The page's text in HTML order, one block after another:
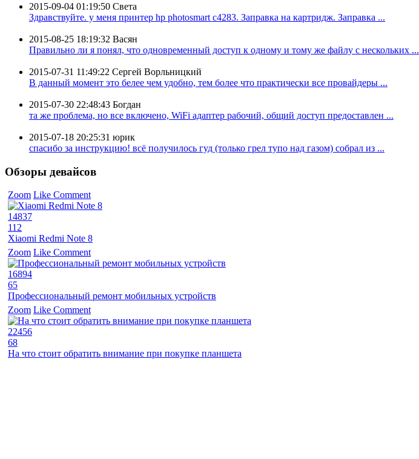
2015-09-04 01:19:50 Света
Здравствуйте. у меня принтер hp photosmart c4283. Заправка на картридж. Заправка ...
2015-08-25 18:19:32 Васян
Правильно ли я понял, что одновременный доступ к одному и тому же файлу с нескольких ...
2015-07-31 11:49:22 Сергей Ворльницкий
В данный момент это белее чем удобно, тем более что практически все провайдеры ...
2015-07-30 22:48:43 Богдан
та же проблема, но все включено, WiFi адаптер рабочий, общий доступ предоставлен ...
2015-07-18 20:25:31 юрик
спасибо за инструкцию! всё получилось гуд (только грел тупо над газом) собрал из ...
Обзоры девайсов
Zoom Like Comment
14837
112
Xiaomi Redmi Note 8
Zoom Like Comment
16894
65
Профессиональный ремонт мобильных устройств
Zoom Like Comment
22456
68
На что стоит обратить внимание при покупке планшета